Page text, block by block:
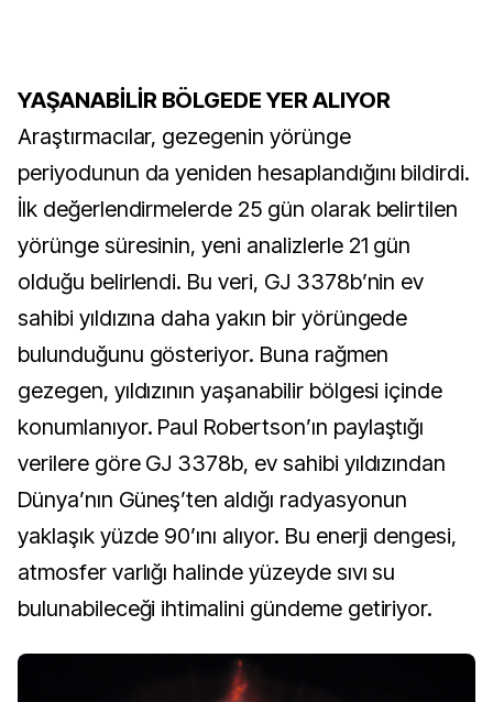
YAŞANABİLİR BÖLGEDE YER ALIYOR
Araştırmacılar, gezegenin yörünge
periyodunun da yeniden hesaplandığını bildirdi.
İlk değerlendirmelerde 25 gün olarak belirtilen
yörünge süresinin, yeni analizlerle 21 gün
olduğu belirlendi. Bu veri, GJ 3378b’nin ev
sahibi yıldızına daha yakın bir yörüngede
bulunduğunu gösteriyor. Buna rağmen
gezegen, yıldızının yaşanabilir bölgesi içinde
konumlanıyor. Paul Robertson’ın paylaştığı
verilere göre GJ 3378b, ev sahibi yıldızından
Dünya’nın Güneş’ten aldığı radyasyonun
yaklaşık yüzde 90’ını alıyor. Bu enerji dengesi,
atmosfer varlığı halinde yüzeyde sıvı su
bulunabileceği ihtimalini gündeme getiriyor.